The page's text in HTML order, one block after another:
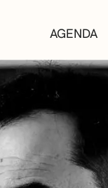
AGENDA
DE